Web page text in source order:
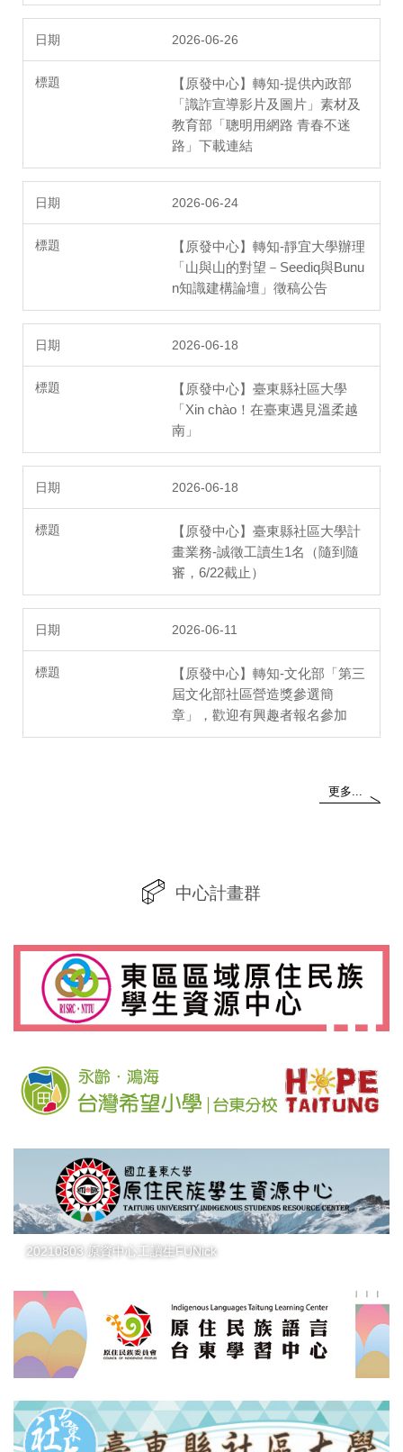
2026-06-26
【原發中心】轉知-提供內政部
「識詐宣導影片及圖片」素材及
教育部「聰明用網路 青春不迷
路」下載連結
2026-06-24
【原發中心】轉知-靜宜大學辦理
「山與山的對望－Seediq與Bunu
n知識建構論壇」徵稿公告
2026-06-18
【原發中心】臺東縣社區大學
「Xin chào！在臺東遇見溫柔越
南」
2026-06-18
【原發中心】臺東縣社區大學計
畫業務-誠徵工讀生1名（隨到隨
審，6/22截止）
2026-06-11
【原發中心】轉知-文化部「第三
屆文化部社區營造獎參選簡
章」，歡迎有興趣者報名參加
更多...
中心計畫群
20210803 原資中心工讀生FUNick